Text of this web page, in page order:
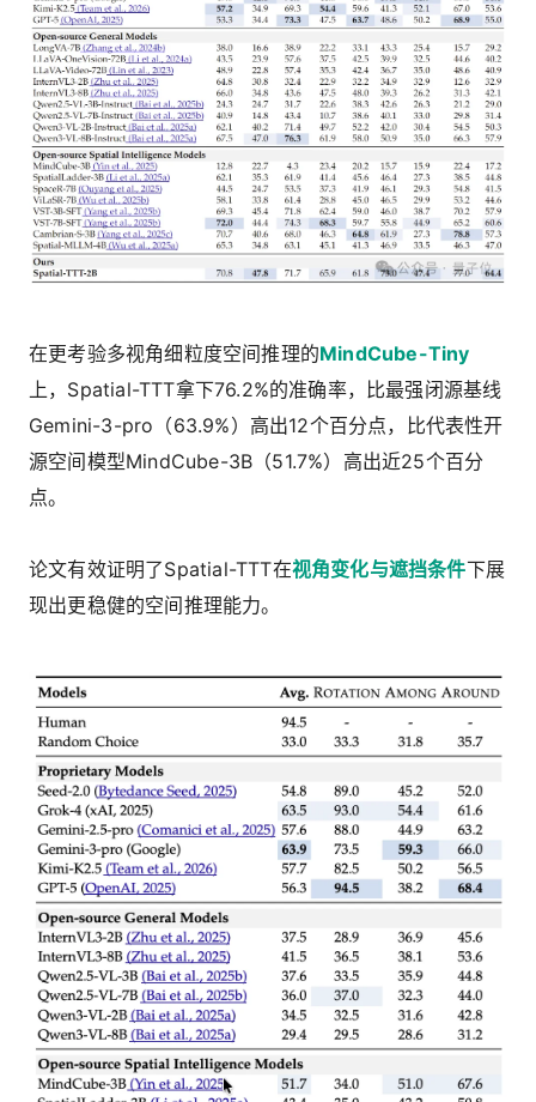
在更考验多视角细粒度空间推理的MindCube-Tiny
上，Spatial-TTT拿下76.2%的准确率，比最强闭源基线
Gemini-3-pro（63.9%） 高出12个百分点，比代表性开
源空间模型MindCube-3B（51.7%）高出近25个百分
点。
论文有效证明了Spatial-TTT在视角变化与遮挡条件下展
现出更稳健的空间推理能力。